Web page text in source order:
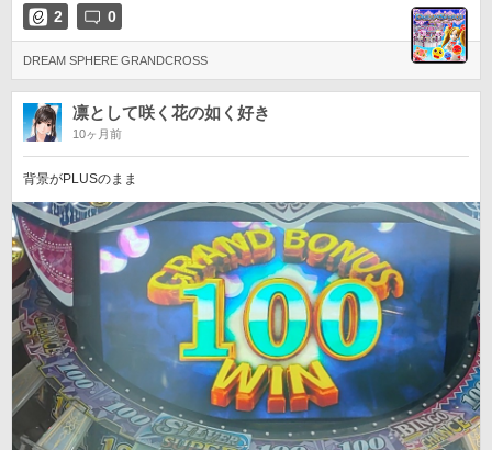
2 0
DREAM SPHERE GRANDCROSS
凛として咲く花の如く好き
10ヶ月前
背景がPLUSのまま